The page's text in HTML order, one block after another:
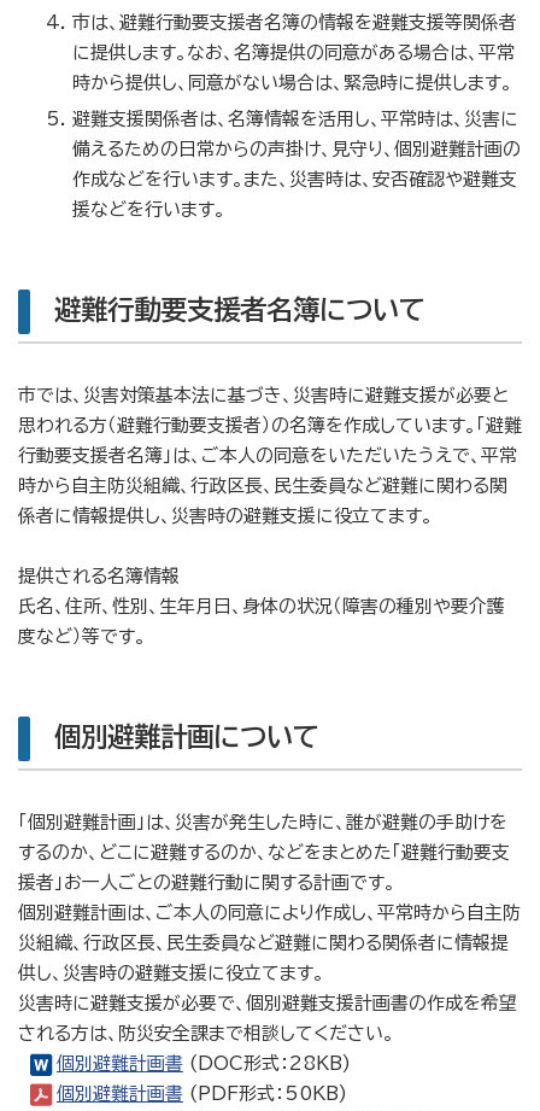
市は、避難行動要支援者名簿の情報を避難支援等関係者
に提供します。なお、名簿提供の同意がある場合は、平常
時から提供し、同意がない場合は、緊急時に提供します。
避難支援関係者は、名簿情報を活用し、平常時は、災害に
備えるための日常からの声掛け、見守り、個別避難計画の
作成などを行います。また、災害時は、安否確認や避難支
援などを行います。
避難行動要支援者名簿について
市では、災害対策基本法に基づき、災害時に避難支援が必要と
思われる方（避難行動要支援者）の名簿を作成しています。「避難
行動要支援者名簿」は、ご本人の同意をいただいたうえで、平常
時から自主防災組織、行政区長、民生委員など避難に関わる関
係者に情報提供し、災害時の避難支援に役立てます。
提供される名簿情報
氏名、住所、性別、生年月日、身体の状況（障害の種別や要介護
度など）等です。
個別避難計画について
「個別避難計画」は、災害が発生した時に、誰が避難の手助けを
するのか、どこに避難するのか、などをまとめた「避難行動要支
援者」お一人ごとの避難行動に関する計画です。
個別避難計画は、ご本人の同意により作成し、平常時から自主防
災組織、行政区長、民生委員など避難に関わる関係者に情報提
供し、災害時の避難支援に役立てます。
災害時に避難支援が必要で、個別避難支援計画書の作成を希望
される方は、防災安全課まで相談してください。
個別避難計画書 (DOC形式：28KB)
個別避難計画書 (PDF形式：50KB)